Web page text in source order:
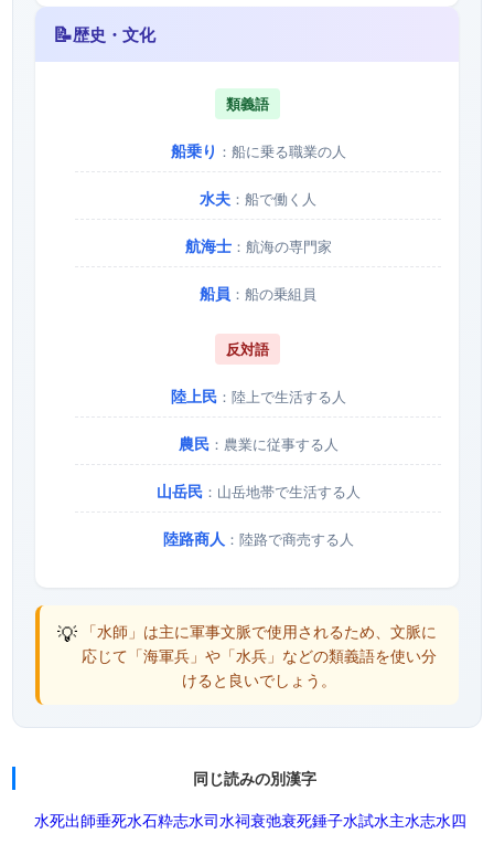
📝歴史・文化
類義語
船乗り ：船に乗る職業の人
水夫 ：船で働く人
航海士：航海の専門家
船員 ：船の乗組員
反対語
陸上民：陸上で生活する人
農民：農業に従事する人
山岳民：山岳地帯で生活する人
陸路商人 ：陸路で商売する人
💡 「水師」は主に軍事文脈で使用されるため、文脈に
応じて「海軍兵」や「水兵」などの類義語を使い分
けると良いでしょう。
同じ読みの別漢字
水死出師垂死水石粋志水司水祠衰弛衰死錘子水試水主水志水四